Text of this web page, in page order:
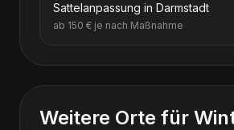
Sattelanpassung in Darmstadt
ab 150 € je nach Maßnahme
Weitere Orte für